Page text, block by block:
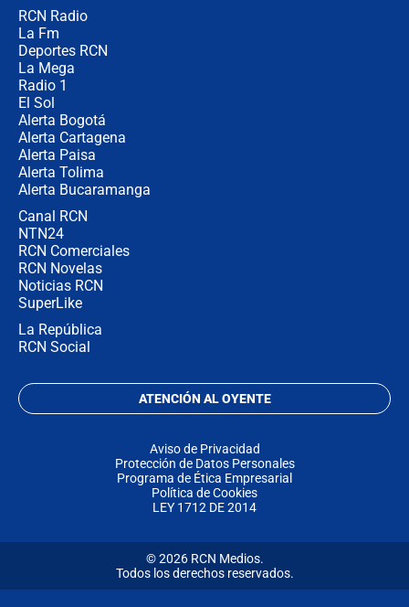
RCN Radio
La Fm
Deportes RCN
La Mega
Radio 1
El Sol
Alerta Bogotá
Alerta Cartagena
Alerta Paisa
Alerta Tolima
Alerta Bucaramanga
Canal RCN
NTN24
RCN Comerciales
RCN Novelas
Noticias RCN
SuperLike
La República
RCN Social
ATENCIÓN AL OYENTE
Aviso de Privacidad
Protección de Datos Personales
Programa de Ética Empresarial
Política de Cookies
LEY 1712 DE 2014
© 2026 RCN Medios.
Todos los derechos reservados.